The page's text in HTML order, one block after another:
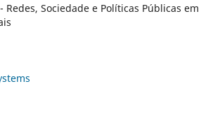
Redes, Sociedade e Políticas Públicas em